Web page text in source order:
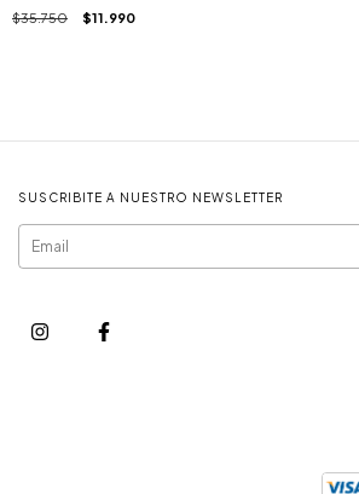
$35.750 $11.990
SUSCRIBITE A NUESTRO NEWSLETTER